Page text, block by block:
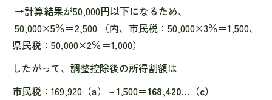
→計算結果が50,000円以下になるため、
50,000×5％＝2,500 （内、市民税：50,000×3％＝1,500、
県民税：50,000×2％＝1,000）
したがって、調整控除後の所得割額は
市民税：169,920（a）－1,500＝168,420…（c）